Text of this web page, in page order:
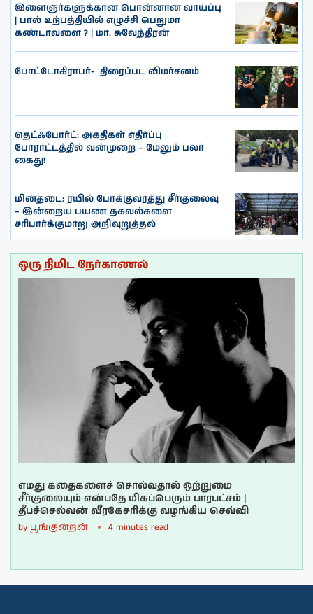
இளைஞர்களுக்கான பொன்னான வாய்ப்பு
| பால் உற்பத்தியில் எழுச்சி பெறுமா
கண்டாவளை ? | மா. சுவேந்திரன்
போட்டோகிராபர்- ‌ திரைப்பட விமர்சனம்
தெட்ஃபோர்ட்: அகதிகள் எதிர்ப்பு
போராட்டத்தில் வன்முறை – மேலும் பலர்
கைது!
மின்தடை: ரயில் போக்குவரத்து சீர்குலைவு
– இன்றைய பயண தகவல்களை
சரிபார்க்குமாறு அறிவுறுத்தல்
ஒரு நிமிட நேர்காணல்
எமது கதைகளைச் சொல்வதால் ஒற்றுமை
சீர்குலையும் என்பதே மிகப்பெரும் பாரபட்சம் |
தீபச்செல்வன் வீரகேசரிக்கு வழங்கிய செவ்வி
by பூங்குன்றன் 4 minutes read